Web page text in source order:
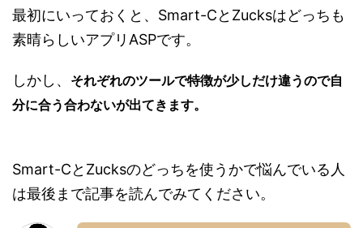
最初にいっておくと、Smart-CとZucksはどっちも
素晴らしいアプリASPです。
しかし、 それぞれのツールで特徴が少しだけ違うので自
分に合う合わないが出てきます。
Smart-CとZucksのどっちを使うかで悩んでいる人
は最後まで記事を読んでみてください。